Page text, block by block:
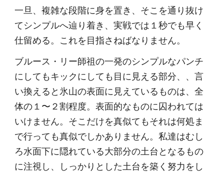
一旦、複雑な段階に身を置き、そこを通り抜け
てシンプルへ辿り着き、実戦では１秒でも早く
仕留める。これを目指さねばなりません。
ブルース・リー師祖の一発のシンプルなパンチ
にしてもキックにしても目に見える部分、、言
い換えると氷山の表面に見えているものは、全
体の１〜２割程度。表面的なものに囚われては
いけません。そこだけを真似てもそれは何処ま
で行っても真似でしかありません。私達はむし
ろ水面下に隠れている大部分の土台となるもの
に注視し、しっかりとした土台を築く努力をし